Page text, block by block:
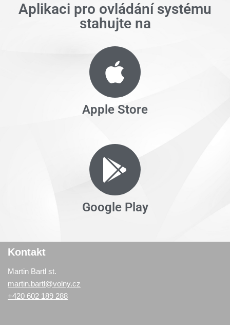
Aplikaci pro ovládání systému
stahujte na
Apple Store
Google Play
Kontakt
Martin Bartl st.
martin.bartl@volny.cz
+420 602 189 288